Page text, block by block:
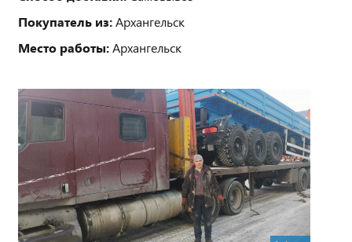
Покупатель из:Архангельск
Место работы:Архангельск